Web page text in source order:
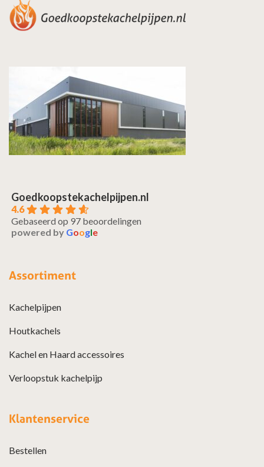
Goedkoopstekachelpijpen.nl
4.6
Gebaseerd op 97 beoordelingen
powered by Google
Assortiment
Kachelpijpen
Houtkachels
Kachel en Haard accessoires
Verloopstuk kachelpijp
Klantenservice
Bestellen